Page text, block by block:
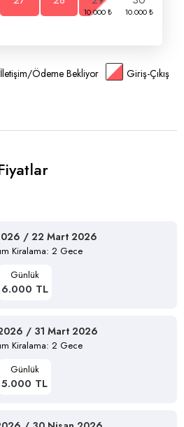
İletişim/Ödeme Bekliyor Giriş-Çıkış
/ 22 Mart 2026
Kiralama: 2 Gece
Günlük
6.000 TL
/ 31 Mart 2026
Kiralama: 2 Gece
Günlük
5.000 TL